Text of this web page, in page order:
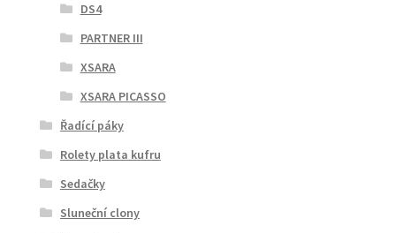
DS4
PARTNER III
XSARA
XSARA PICASSO
Řadící páky
Rolety plata kufru
Sedačky
Sluneční clony